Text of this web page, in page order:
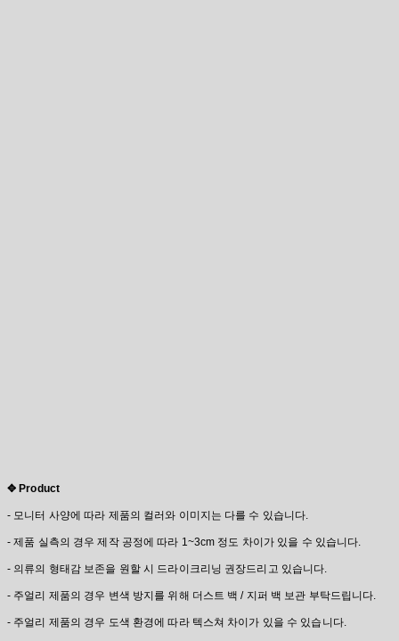
✥ Product
- 모니터 사양에 따라 제품의 컬러와 이미지는 다를 수 있습니다.
- 제품 실측의 경우 제작 공정에 따라 1~3cm 정도 차이가 있을 수 있습니다.
- 의류의 형태감 보존을 원할 시 드라이크리닝 권장드리고 있습니다.
- 주얼리 제품의 경우 변색 방지를 위해 더스트 백 / 지퍼 백 보관 부탁드립니다.
- 주얼리 제품의 경우 도색 환경에 따라 텍스쳐 차이가 있을 수 있습니다.